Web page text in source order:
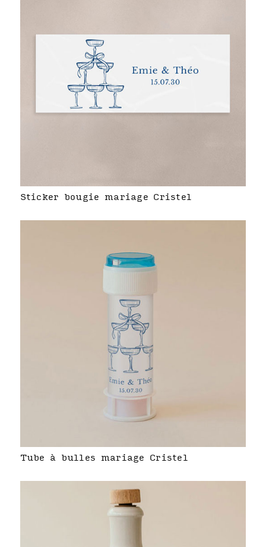
Sticker bougie mariage Cristel
Tube à bulles mariage Cristel